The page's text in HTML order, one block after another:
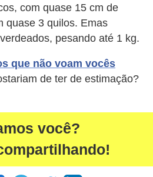
com quase 15 cm de
quase 3 quilos. Emas
pesando até 1 kg.
que não voam vocês
de ter de estimação?
você?